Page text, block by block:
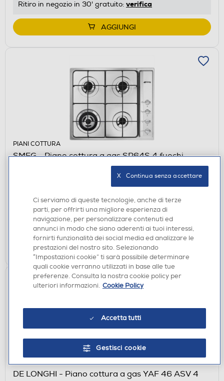
Ritiro in negozio in 30' gratuito: verifica
AGGIUNGI
PIANI COTTURA
SMEG - Piano cottura a gas SR64S 4 fuochi
Acquisto online:disponibile
Ritiro in negozio in 30' gratuito: verifica
AGGIUNGI
DE LONGHI - Piano cottura a gas YAF 46 ASV 4
Ci serviamo di queste tecnologie, anche di terze
parti, per offrirti una migliore esperienza di
navigazione, per personalizzare contenuti ed
annunci in modo che siano aderenti ai tuoi interessi,
fornirti funzionalità dei social media ed analizzare le
prestazioni del nostro sito. Selezionando
“Impostazioni cookie” ti sarà possibile determinare
quali cookie verranno utilizzati in base alle tue
preferenze. Consulta la nostra cookie policy per
ulteriori informazioni. Cookie Policy
Accetta tutti
Gestisci cookie
X   Continua senza accettare